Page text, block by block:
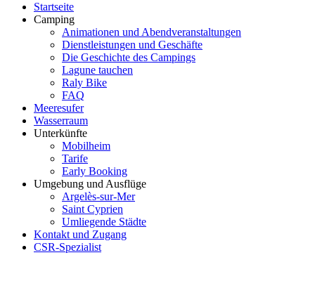
Startseite
Camping
Animationen und Abendveranstaltungen
Dienstleistungen und Geschäfte
Die Geschichte des Campings
Lagune tauchen
Raly Bike
FAQ
Meeresufer
Wasserraum
Unterkünfte
Mobilheim
Tarife
Early Booking
Umgebung und Ausflüge
Argelès-sur-Mer
Saint Cyprien
Umliegende Städte
Kontakt und Zugang
CSR-Spezialist